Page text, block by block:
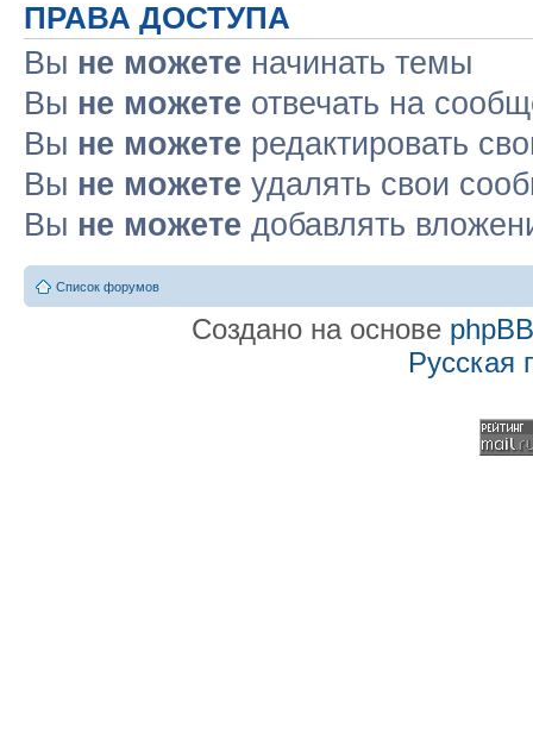
ПРАВА ДОСТУПА
Вы не можете начинать темы
Вы не можете отвечать на
Вы не можете редактировать
Вы не можете удалять свои
Вы не можете добавлять
Список форумов
Создано на основе phpBB
Русская